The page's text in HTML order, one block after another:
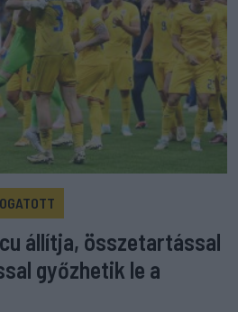
állítja, összetartással
győzhetik le a